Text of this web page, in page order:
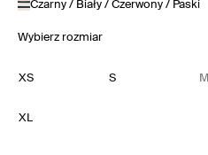
Czarny / Biały / Czerwony / Paski
Wybierz rozmiar
XS S M
XL